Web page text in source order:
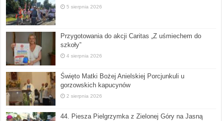
5 sierpnia 2026
Przygotowania do akcji Caritas „Z uśmiechem do
szkoły”
4 sierpnia 2026
Święto Matki Bożej Anielskiej Porcjunkuli u
gorzowskich kapucynów
2 sierpnia 2026
44. Piesza Pielgrzymka z Zielonej Góry na Jasną